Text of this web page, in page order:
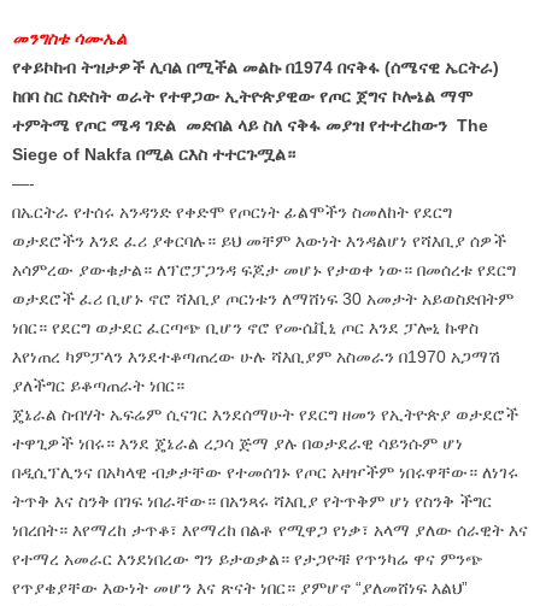
መንግስቱ ሳሙኤል
የቀይኮከብ ትዝታዎች ሊባል በሚችል መልኩ በ1974 በናቅፋ (ሰሜናዊ ኤርትራ)
ከበባ ስር ስድስት ወራት የተዋጋው ኢትዮጵያዊው የጦር ጀግና ኮሎኔል ማሞ
ተምትሜ የጦር ሜዳ ገድል መድበል ላይ ስለ ናቅፋ መያዝ የተተረከውን The
Siege of Nakfa በሚል ርእስ ተተርጉሟል።
—-
በኤርትራ የተሰሩ አንዳንድ የቀድሞ የጦርነት ፊልሞችን ስመለከት የደርግ
ወታደሮችን እንደ ፈሪ ያቀርባሉ። ይህ መቸም እውነት እንዳልሆነ የሻእቢያ ሰዎች
አሳምረው ያውቁታል። ለፕሮፓጋንዳ ፍጆታ መሆኑ የታወቀ ነው። በመሰረቱ የደርግ
ወታደሮች ፈሪ ቢሆኑ ኖሮ ሻእቢያ ጦርነቱን ለማሸነፍ 30 አመታት አይወስድበትም
ነበር። የደርግ ወታደር ፈርጣጭ ቢሆን ኖሮ የሙሴቪኒ ጦር እንደ ፓሎኒ ኩዋስ
እየነጠረ ካምፓላን እንደተቆጣጠረው ሁሉ ሻእቢያም አስመራን በ1970 አጋማሽ
ያለችግር ይቆጣጠራት ነበር።
ጄኔራል ስብሃት ኤፍሬም ሲናገር እንደሰማሁት የደርግ ዘመን የኢትዮጵያ ወታደሮች
ተዋጊዎች ነበሩ። እንደ ጄኔራል ረጋሳ ጅማ ያሉ በወታደራዊ ሳይንሱም ሆነ
በዲሲፕሊንና በአካላዊ ብቃታቸው የተመሰገኑ የጦር አዛዦችም ነበሩዋቸው። ለነገሩ
ትጥቅ እና ስንቅ በገፍ ነበራቸው። በአንጻሩ ሻእቢያ የትጥቅም ሆነ የስንቅ ችግር
ነበረበት። እየማረከ ታጥቆ፣ እየማረከ በልቶ የሚዋጋ የነቃ፣ አላማ ያለው ሰራዊት እና
የተማረ አመራር እንደነበረው ግን ይታወቃል። የታጋዮቹ የጥንካሬ ዋና ምንጭ
የጥያቄያቸው እውነት መሆን እና ጽናት ነበር። ያምሆኖ “ያለመሸነፍ እልህ”